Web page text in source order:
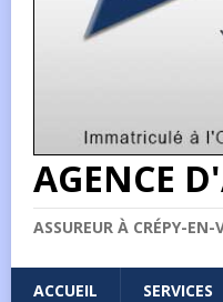
AGENCE
ASSUREUR À CRÉPY-
ACCUEIL SERVICES